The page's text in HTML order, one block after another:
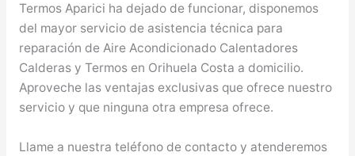
Termos Aparici ha dejado de funcionar, disponemos
del mayor servicio de asistencia técnica para
reparación de Aire Acondicionado Calentadores
Calderas y Termos en Orihuela Costa a domicilio.
Aproveche las ventajas exclusivas que ofrece nuestro
servicio y que ninguna otra empresa ofrece.
Llame a nuestra teléfono de contacto y atenderemos